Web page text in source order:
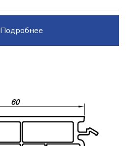
Подробнее